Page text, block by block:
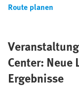
Route planen
Center: Neue
Ergebnisse